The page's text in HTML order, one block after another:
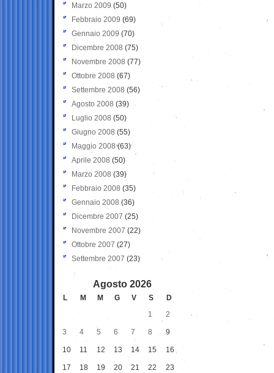
Marzo 2009 (50)
Febbraio 2009 (69)
Gennaio 2009 (70)
Dicembre 2008 (75)
Novembre 2008 (77)
Ottobre 2008 (67)
Settembre 2008 (56)
Agosto 2008 (39)
Luglio 2008 (50)
Giugno 2008 (55)
Maggio 2008(63)
Aprile 2008 (50)
Marzo 2008 (39)
Febbraio 2008 (35)
Gennaio 2008 (36)
Dicembre 2007 (25)
Novembre 2007 (22)
Ottobre 2007 (27)
Settembre 2007 (23)
Agosto 2026
L M M G V S
D
1
2
3 4 5 6 7 8 9
10 11 12 13 14 15 16
17 18 19 20 21 22 23